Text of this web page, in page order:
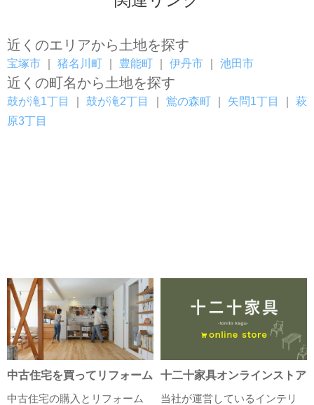
近くのエリアから土地を探す
宝塚市 猪名川町 豊能町 伊丹市 池田市
近くの町名から土地を探す
鼓が滝1丁目 ｜鼓が滝2丁目 鴬の森町 矢問1丁目 ｜萩
原3丁目
中古住宅を買ってリフォーム
中古住宅の購入とリフォーム
十二十家具オンラインストア
当社が運営しているインテリ